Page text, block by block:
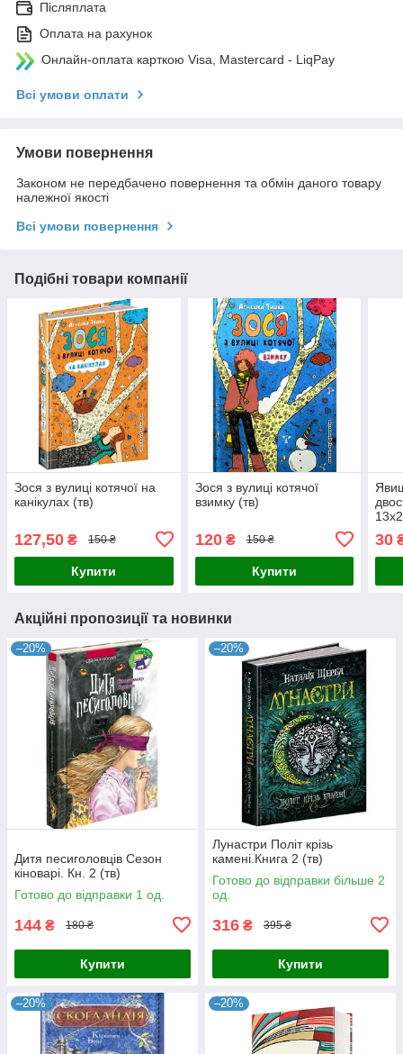
Післяплата
Оплата на рахунок
Онлайн-оплата карткою Visa, Mastercard - LiqPay
Всі умови оплати
Умови повернення
Законом не передбачено повернення та обмін даного товару
належної якості
Всі умови повернення
Подібні товари компанії
Зося з вулиці котячої на
канікулах (тв)
127,50 ₴ 150 ₴
Купити
Зося з вулиці котячої
взимку (тв)
120₴ 150 ₴
Купити
30
Акційні пропозиції та новинки
–20%
Дитя песиголовців Сезон
кіноварі. Кн. 2 (тв)
Готово до відправки 1 од.
144 ₴ 180 ₴
Купити
–20%
Лунастри Політ крізь
камені.Книга 2 (тв)
Готово до відправки більше 2
од.
316 ₴ 395 ₴
Купити
–20% –20%